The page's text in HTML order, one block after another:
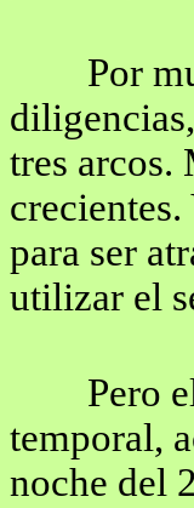
Por
tres arcos.
para ser
utilizar el
Pero
temporal,
noche del